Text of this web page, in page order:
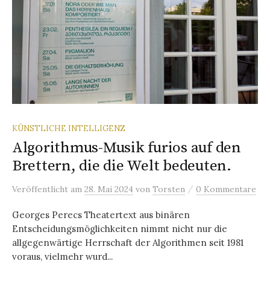
KÜNSTLICHE INTELLIGENZ
Algorithmus-Musik furios auf den
Brettern, die die Welt bedeuten.
Veröffentlicht am 28. Mai 2024 von Torsten / 0 Kommentare
Georges Perecs Theatertext aus binären
Entscheidungsmöglichkeiten nimmt nicht nur die
allgegenwärtige Herrschaft der Algorithmen seit 1981
voraus, vielmehr wurd...